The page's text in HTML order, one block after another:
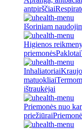
antpirščiai
Išoriniam
Higienos
priemonėsPaklotai
Inhaliatoriai
matuokliai
ištraukėjai
Priemonės nuo
priežiūrai